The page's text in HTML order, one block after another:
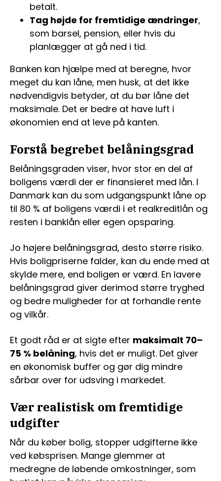
betalt.
Tag højde for fremtidige ændringer,
som barsel, pension, eller hvis du
planlægger at gå ned i tid.
Banken kan hjælpe med at beregne, hvor
meget du kan låne, men husk, at det ikke
nødvendigvis betyder, at du bør låne det
maksimale. Det er bedre at have luft i
økonomien end at leve på kanten.
Forstå begrebet belåningsgrad
Belåningsgraden viser, hvor stor en del af
boligens værdi der er finansieret med lån. I
Danmark kan du som udgangspunkt låne op
til 80 % af boligens værdi i et realkreditlån og
resten i banklån eller egen opsparing.
Jo højere belåningsgrad, desto større risiko.
Hvis boligpriserne falder, kan du ende med at
skylde mere, end boligen er værd. En lavere
belåningsgrad giver derimod større tryghed
og bedre muligheder for at forhandle rente
og vilkår.
Et godt råd er at sigte efter maksimalt 70–
75 % belåning, hvis det er muligt. Det giver
en økonomisk buffer og gør dig mindre
sårbar over for udsving i markedet.
Vær realistisk om fremtidige
udgifter
Når du køber bolig, stopper udgifterne ikke
ved købsprisen. Mange glemmer at
medregne de løbende omkostninger, som